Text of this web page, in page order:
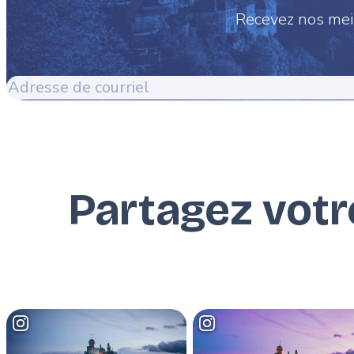
Recevez nos
Adresse
Partagez